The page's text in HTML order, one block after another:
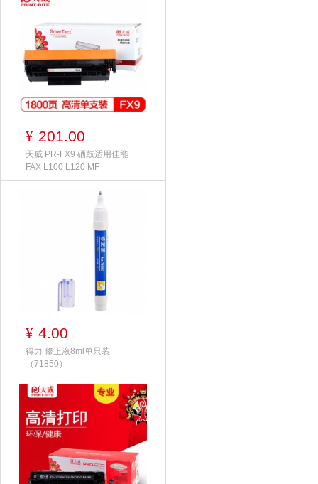
¥ 201.00
天威 PR-FX9 硒鼓适用佳能
FAX L100 L120 MF
¥ 4.00
得力 修正液8ml单只装
（71850）